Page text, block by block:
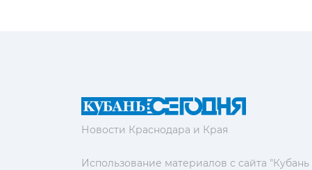
Новости Краснодара и Края
Использование материалов с сайта "Кубань